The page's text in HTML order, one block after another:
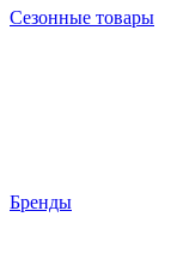
Сезонные товары
Бренды